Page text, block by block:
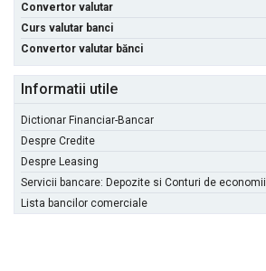
Convertor valutar
Curs valutar banci
Convertor valutar bănci
Informatii utile
Dictionar Financiar-Bancar
Despre Credite
Despre Leasing
Servicii bancare: Depozite si Conturi de economii
Lista bancilor comerciale